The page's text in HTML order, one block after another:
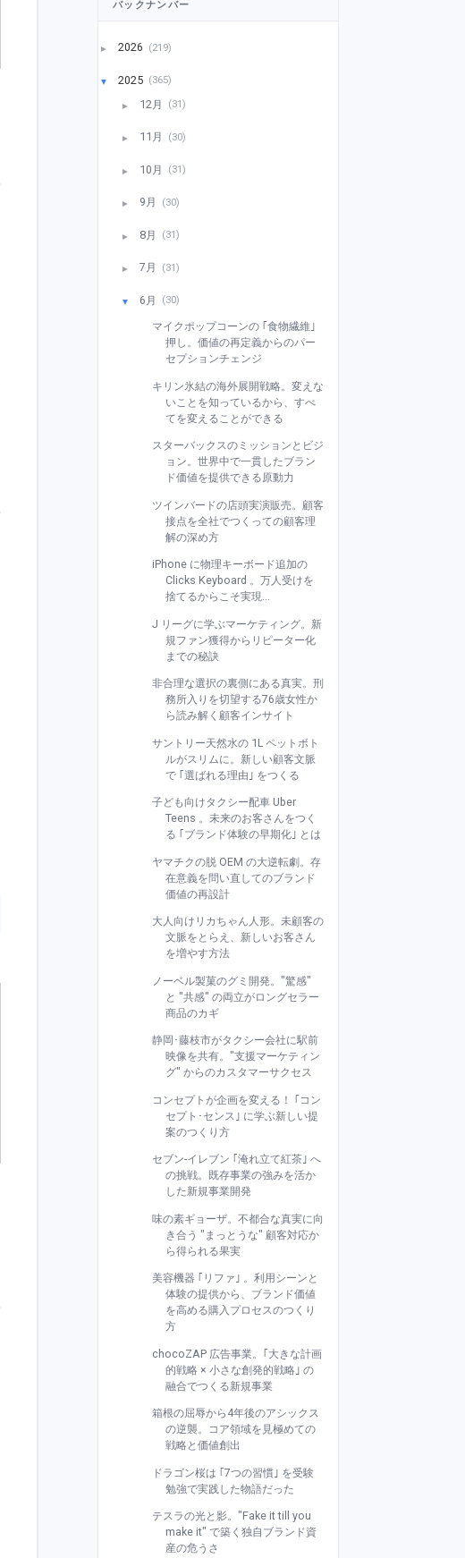
バックナンバー
► 2026 (219)
▼ 2025 (365)
► 12月 (31)
► 11月 (30)
► 10月 (31)
► 9月 (30)
► 8月 (31)
► 7月 (31)
▼ 6月 (30)
マイクポップコーンの ｢食物繊維｣
押し。価値の再定義からのパー
セプションチェンジ
キリン氷結の海外展開戦略。変えな
いことを知っているから、すべ
てを変えることができる
スターバックスのミッションとビジ
ョン。世界中で一貫したブラン
ド価値を提供できる原動力
ツインバードの店頭実演販売。顧客
接点を全社でつくっての顧客理
解の深め方
iPhone に物理キーボード追加の
Clicks Keyboard 。万人受けを
捨てるからこそ実現...
J リーグに学ぶマーケティング。新
規ファン獲得からリピーター化
までの秘訣
非合理な選択の裏側にある真実。刑
務所入りを切望する76歳女性か
ら読み解く顧客インサイト
サントリー天然水の 1L ペットボト
ルがスリムに。新しい顧客文脈
で ｢選ばれる理由｣ をつくる
子ども向けタクシー配車 Uber
Teens 。未来のお客さんをつく
る ｢ブランド体験の早期化｣ とは
ヤマチクの脱 OEM の大逆転劇。存
在意義を問い直してのブランド
価値の再設計
大人向けリカちゃん人形。未顧客の
文脈をとらえ、新しいお客さん
を増やす方法
ノーベル製菓のグミ開発。"驚感"
と "共感" の両立がロングセラー
商品のカギ
静岡･藤枝市がタクシー会社に駅前
映像を共有。"支援マーケティン
グ" からのカスタマーサクセス
コンセプトが企画を変える！ ｢コン
セプト･センス｣ に学ぶ新しい提
案のつくり方
セブン-イレブン ｢淹れ立て紅茶｣ へ
の挑戦。既存事業の強みを活か
した新規事業開発
味の素ギョーザ。不都合な真実に向
き合う "まっとうな" 顧客対応か
ら得られる果実
美容機器 ｢リファ｣ 。利用シーンと
体験の提供から、ブランド価値
を高める購入プロセスのつくり
方
chocoZAP 広告事業。｢大きな計画
的戦略 × 小さな創発的戦略｣ の
融合でつくる新規事業
箱根の屈辱から4年後のアシックス
の逆襲。コア領域を見極めての
戦略と価値創出
ドラゴン桜は ｢7つの習慣｣ を受験
勉強で実践した物語だった
テスラの光と影。"Fake it till you
make it" で築く独自ブランド資
産の危うさ